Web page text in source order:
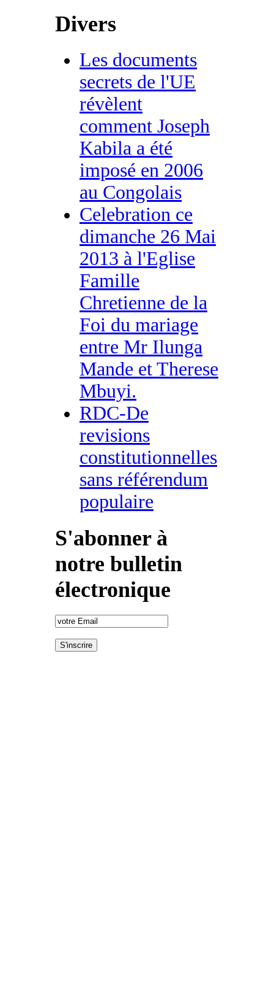
Divers
Les documents
secrets de l'UE
révèlent
comment Joseph
Kabila a été
imposé en 2006
au Congolais
Celebration ce
dimanche 26 Mai
2013 à l'Eglise
Famille
Chretienne de la
Foi du mariage
entre Mr Ilunga
Mande et Therese
Mbuyi.
RDC-De
revisions
constitutionnelles
sans référendum
populaire
S'abonner à
notre bulletin
électronique